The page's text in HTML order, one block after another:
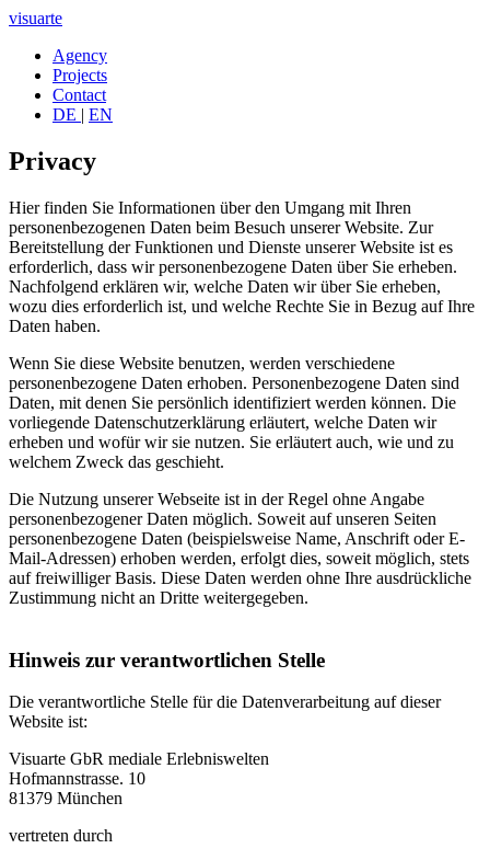
visuarte
Agency
Projects
Contact
DE | EN
Privacy
Hier finden Sie Informationen über den Umgang mit Ihren
personenbezogenen Daten beim Besuch unserer Website. Zur
Bereitstellung der Funktionen und Dienste unserer Website ist es
erforderlich, dass wir personenbezogene Daten über Sie erheben.
Nachfolgend erklären wir, welche Daten wir über Sie erheben,
wozu dies erforderlich ist, und welche Rechte Sie in Bezug auf Ihre
Daten haben.
Wenn Sie diese Website benutzen, werden verschiedene
personenbezogene Daten erhoben. Personenbezogene Daten sind
Daten, mit denen Sie persönlich identifiziert werden können. Die
vorliegende Datenschutzerklärung erläutert, welche Daten wir
erheben und wofür wir sie nutzen. Sie erläutert auch, wie und zu
welchem Zweck das geschieht.
Die Nutzung unserer Webseite ist in der Regel ohne Angabe
personenbezogener Daten möglich. Soweit auf unseren Seiten
personenbezogene Daten (beispielsweise Name, Anschrift oder E-
Mail-Adressen) erhoben werden, erfolgt dies, soweit möglich, stets
auf freiwilliger Basis. Diese Daten werden ohne Ihre ausdrückliche
Zustimmung nicht an Dritte weitergegeben.
Hinweis zur verantwortlichen Stelle
Die verantwortliche Stelle für die Datenverarbeitung auf dieser
Website ist:
Visuarte GbR mediale Erlebniswelten
Hofmannstrasse. 10
81379 München
vertreten durch